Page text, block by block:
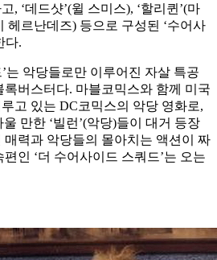
, ‘데드샷’(윌 스미스), ‘할리퀸’(마
헤르난데즈) 등으로 구성된 ‘수어사
다.
는 악당들로만 이루어진 자살 특공
버스터다. 마블코믹스와 함께 미국
고 있는 DC코믹스의 악당 영화로,
만한 ‘빌런’(악당)들이 대거 등장
매력과 악당들의 몰아치는 액션이 짜
인 ‘더 수어사이드 스쿼드’는 오는